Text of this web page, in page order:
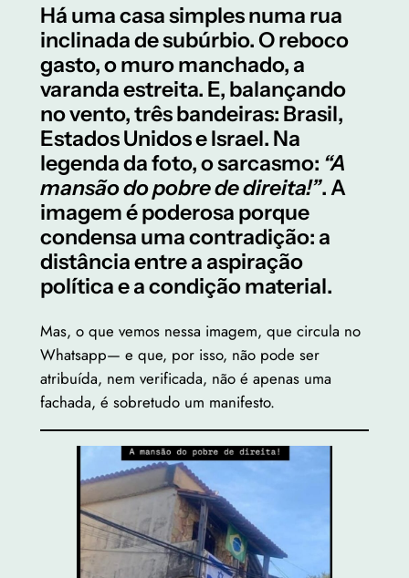
Há uma casa simples numa rua
inclinada de subúrbio. O reboco
gasto, o muro manchado, a
varanda estreita. E, balançando
no vento, três bandeiras: Brasil,
Estados Unidos e Israel. Na
legenda da foto, o sarcasmo: “A
mansão do pobre de direita!”. A
imagem é poderosa porque
condensa uma contradição: a
distância entre a aspiração
política e a condição material.
Mas, o que vemos nessa imagem, que circula no
Whatsapp— e que, por isso, não pode ser
atribuída, nem verificada, não é apenas uma
fachada, é sobretudo um manifesto.